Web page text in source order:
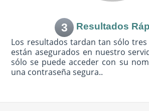
3 Resultados
Los resultados tardan tan sólo
están asegurados en nuestro
sólo se puede acceder con su
una contraseña segura..